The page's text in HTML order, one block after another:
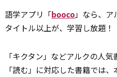
語学アプリ「booco」なら、ア
タイトル以上が、学習し放題！
「キクタン」などアルクの人
「読む」に対応した書籍では